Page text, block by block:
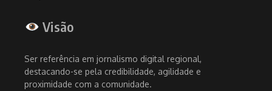
Visão
Ser referência em jornalismo digital regional,
destacando-se pela credibilidade, agilidade e
proximidade com a comunidade.